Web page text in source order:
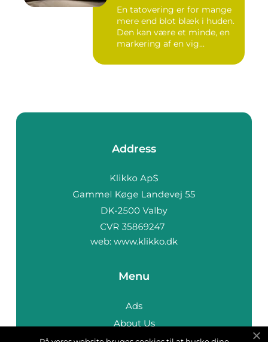
En tatovering er for mange
mere end blot blæk i huden.
Den kan være et minde, en
markering af en vig...
Address
web: www.klikko.dk
Menu
Ads
About Us